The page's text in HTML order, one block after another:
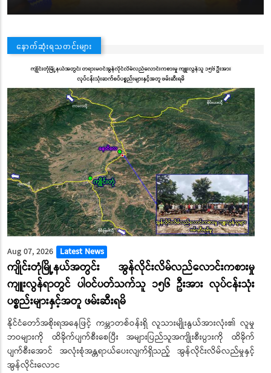
နောက်ဆုံးရသတင်းများ
Aug 07, 2026 Latest News
ကျိုင်းတုံမြို့နယ်အတွင်း အွန်လိုင်းလိမ်လည်လောင်းကစားမှု
ကျူးလွန်ရာတွင် ပါဝင်ပတ်သက်သူ ၁၅၆ ဦးအား လုပ်ငန်းသုံး
ပစ္စည်းများနှင့်အတူ ဖမ်းဆီးရမိ
နိုင်ငံတော်အစိုးရအနေဖြင့် ကမ္ဘာတစ်ဝန်းရှိ လူသားမျိုးနွယ်အားလုံး၏ လူမှု
ဘဝများကို ထိခိုက်ပျက်စီးစေပြီး အများပြည်သူအကျိုးစီးပွားကို ထိခိုက်
ပျက်စီးအောင် အလုံးစုံအန္တရာယ်ပေးလျက်ရှိသည့် အွန်လိုင်းလိမ်လည်မှုနှင့်
အွန်လိုင်းလောင